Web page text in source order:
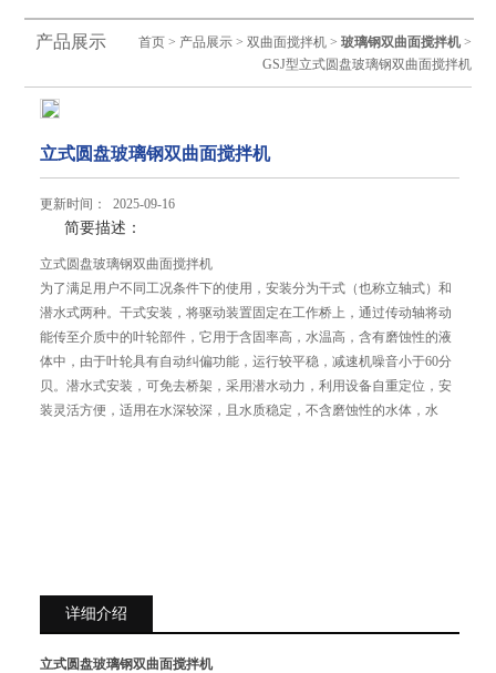
产品展示 首页> 产品展示> 双曲面搅拌机> 玻璃钢双曲面搅拌机>
GSJ型立式圆盘玻璃钢双曲面搅拌机
立式圆盘玻璃钢双曲面搅拌机
更新时间： 2025-09-16
简要描述：
立式圆盘玻璃钢双曲面搅拌机
为了满足用户不同工况条件下的使用，安装分为干式（也称立轴式）和
潜水式两种。干式安装，将驱动装置固定在工作桥上，通过传动轴将动
能传至介质中的叶轮部件，它用于含固率高，水温高，含有磨蚀性的液
体中，由于叶轮具有自动纠偏功能，运行较平稳，减速机噪音小于60分
贝。潜水式安装，可免去桥架，采用潜水动力，利用设备自重定位，安
装灵活方便，适用在水深较深，且水质稳定，不含磨蚀性的水体，水
详细介绍
立式圆盘玻璃钢双曲面搅拌机